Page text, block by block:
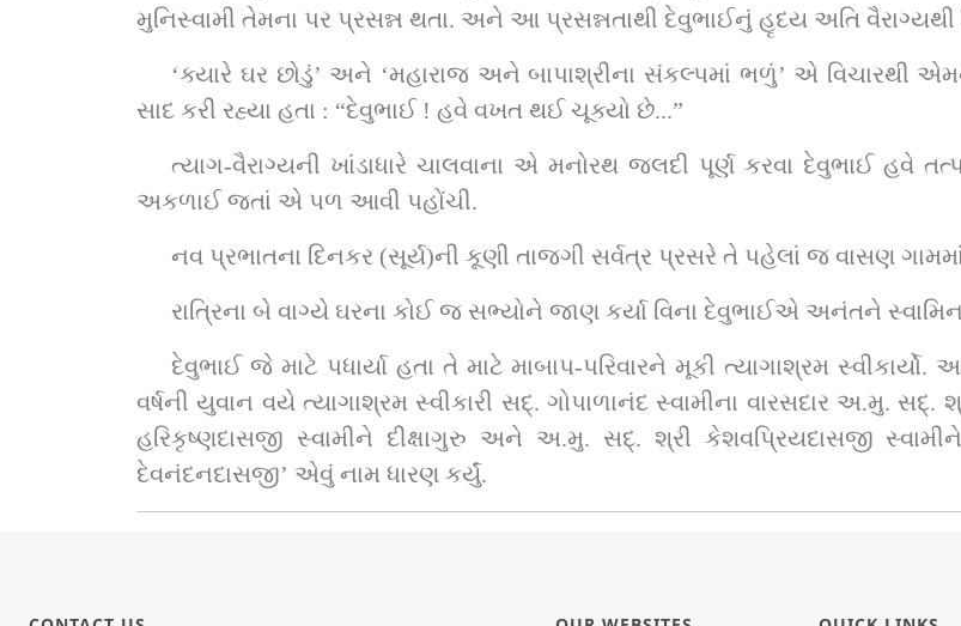
મુનિસ્વામી તેમના પર પ્રસન્ન થતા. અને આ પ્રસન્નતાથી દેવુભાઈનું હૃદય અતિ વૈરાગ્યથી
‘ક્યારે ઘર છોડું’ અને ‘મહારાજ અને બાપાશ્રીના સંકલ્પમાં ભળું’ એ વિચારથી
સાદ કરી રહ્યા હતા : “દેવુભાઈ ! હવે વખત થઈ ચૂક્યો છે...”
ત્યાગ-વૈરાગ્યની ખાંડાધારે ચાલવાના એ મનોરથ જલદી પૂર્ણ કરવા દેવુભાઈ હવે
અકળાઈ જતાં એ પળ આવી પહોંચી.
નવ પ્રભાતના દિનકર (સૂર્ય)ની કૂણી તાજગી સર્વત્ર પ્રસરે તે પહેલાં જ વાસણ
રાત્રિના બે વાગ્યે ઘરના કોઈ જ સભ્યોને જાણ કર્યા વિના દેવુભાઈએ અનંતને
દેવુભાઈ જે માટે પધાર્યા હતા તે માટે માબાપ-પરિવારને મૂકી ત્યાગાશ્રમ
વર્ષની યુવાન વયે ત્યાગાશ્રમ સ્વીકારી સદ્‌. ગોપાળાનંદ સ્વામીના વારસદાર અ.મુ. સદ્‌. શ્રી મુક્તજીવન સ્વામીબાપાને અને ત્યારપછી  સદ્‌. શ્રી
હરિકૃષ્ણદાસજી સ્વામીને દીક્ષાગુરુ અને અ.મુ. સદ્‌. શ્રી કેશવપ્રિયદાસજી સ્વામીને (સદ્‌. મુનિસ્વામીને) જ્ઞાનગુરુ તરીકે સ્વીકારી ‘સાધુ
દેવનંદનદાસજી’ એવું નામ ધારણ કર્યું.